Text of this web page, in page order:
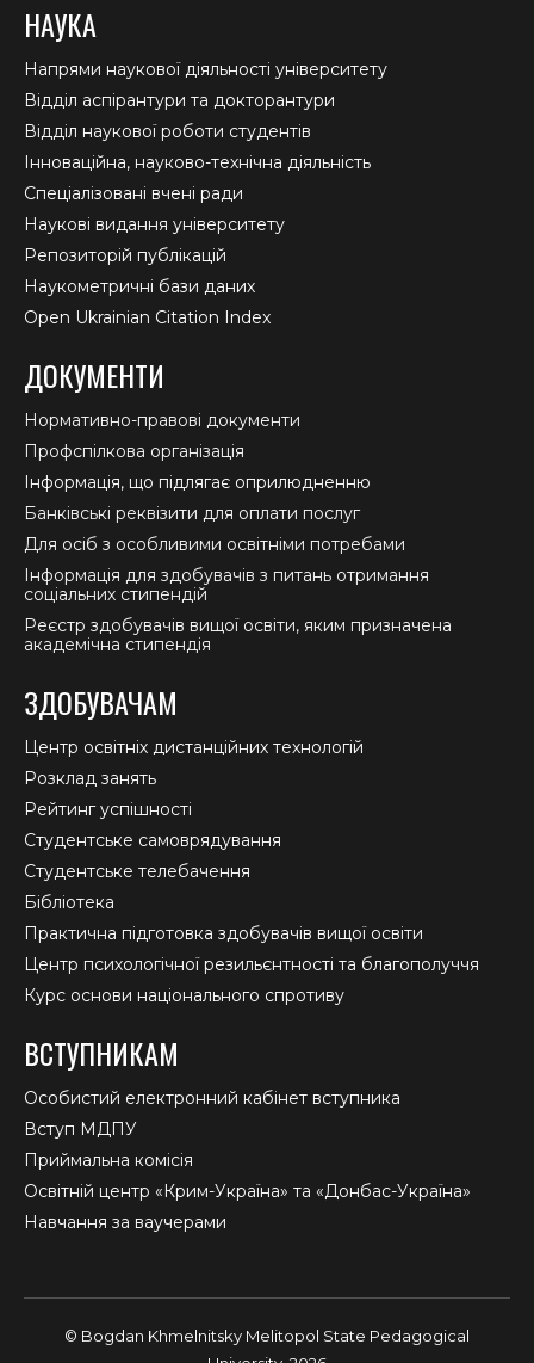
НАУКА
Напрями наукової діяльності університету
Відділ аспірантури та докторантури
Відділ наукової роботи студентів
Інноваційна, науково-технічна діяльність
Спеціалізовані вчені ради
Наукові видання університету
Репозиторій публікацій
Наукометричні бази даних
Open Ukrainian Citation Index
ДОКУМЕНТИ
Нормативно-правові документи
Профспілкова організація
Інформація, що підлягає оприлюдненню
Банківські реквізити для оплати послуг
Для осіб з особливими освітніми потребами
Інформація для здобувачів з питань отримання
соціальних стипендій
Реєстр здобувачів вищої освіти, яким призначена
академічна стипендія
ЗДОБУВАЧАМ
Центр освітніх дистанційних технологій
Розклад занять
Рейтинг успішності
Студентське самоврядування
Студентське телебачення
Бібліотека
Практична підготовка здобувачів вищої освіти
Центр психологічної резильєнтності та благополуччя
Курс основи національного спротиву
ВСТУПНИКАМ
Особистий електронний кабінет вступника
Вступ МДПУ
Приймальна комісія
Освітній центр «Крим-Україна» та «Донбас-Україна»
Навчання за ваучерами
© Bogdan Khmelnitsky Melitopol State Pedagogical